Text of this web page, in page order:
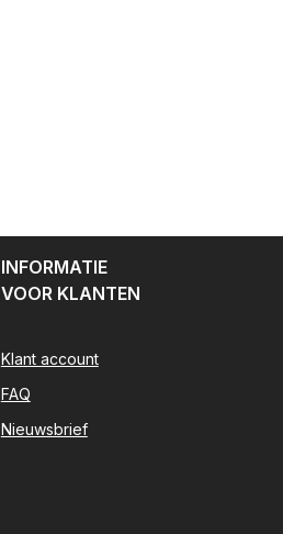
INFORMATIE
VOOR KLANTEN
Klant account
FAQ
Nieuwsbrief